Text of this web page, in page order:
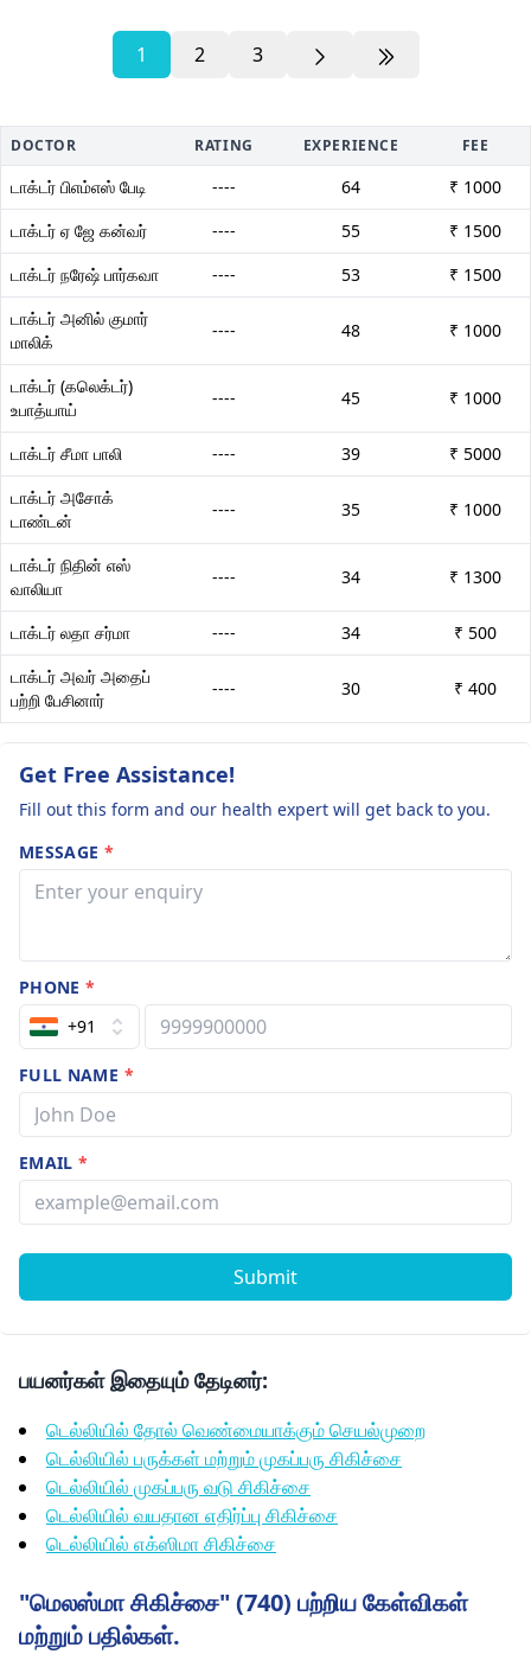
1 2 3
DOCTOR RATING EXPERIENCE FEE
டாக்டர் பிஎம்எஸ் பேடி ---- 64
₹ 1000
டாக்டர் ஏ ஜே கன்வர்
---- 55
₹ 1500
டாக்டர் நரேஷ் பார்கவா
---- 53
₹ 1500
டாக்டர் அனில் குமார்
மாலிக்
---- 48 ₹ 1000
டாக்டர் (கலெக்டர்)
உபாத்யாய்
---- 45 ₹ 1000
டாக்டர் சீமா பாலி ---- 39
₹ 5000
டாக்டர் அசோக்
டாண்டன்
---- 35 ₹ 1000
டாக்டர் நிதின் எஸ்
வாலியா
---- 34 ₹ 1300
டாக்டர் லதா சர்மா ---- 34
₹ 500
டாக்டர் அவர் அதைப்
பற்றி பேசினார்
---- 30 ₹ 400
Get Free Assistance!
Fill out this form and our health expert will get back to you.
MESSAGE *
PHONE*
+91
FULL NAME *
EMAIL*
Submit
பயனர்கள் இதையும் தேடினர்:
டெல்லியில் தோல் வெண்மையாக்கும் செயல்முறை
டெல்லியில் பருக்கள் மற்றும் முகப்பரு சிகிச்சை
டெல்லியில் முகப்பரு வடு சிகிச்சை
டெல்லியில் வயதான எதிர்ப்பு சிகிச்சை
டெல்லியில் எக்ஸிமா சிகிச்சை
"மெலஸ்மா சிகிச்சை" (740) பற்றிய கேள்விகள்
மற்றும் பதில்கள்.